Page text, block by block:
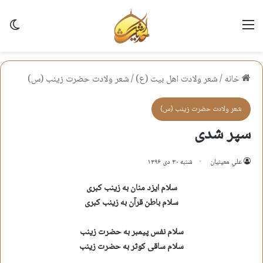
منو
خانه/شعر ولادت اهل بيت (ع)/شعر ولادت حضرت زينب (س)
شعر ولادت حضرت زينب (س)
سپر شدی
علي معينيان شنبه ۳۰ دی ۱۳۹۶
سلام ایزد منان به زینب کبری
سلام باطن قرآن به زینب کبری
سلام نفس پیمبر به حضرت زینب
سلام ساقی کوثر به حضرت زینب